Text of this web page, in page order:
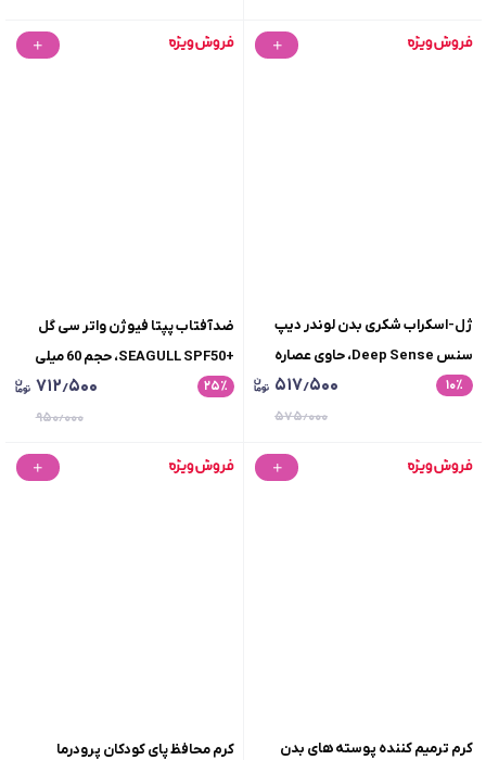
ژل-اسکراب شکری بدن لوندر دیپ
سنس Deep Sense، حاوی عصاره
اسطوخودوس، روغن املا، روغن بادام
شیرین و نارگیل، لایه برداری ملایم،
لیتر
۱۰٪ ۵۱۷٫۵۰۰
۵۷۵٫۰۰۰
ضدآفتاب پپتا فیوژن واتر سی گل
+SEAGULL SPF50، حجم 60 میلی
لیتر۲۵٪ ۷۱۲٫۵۰۰
۹۵۰٫۰۰۰
کرم ترمیم کننده پوسته های بدن
کرم محافظ پای کودکان پرودرما